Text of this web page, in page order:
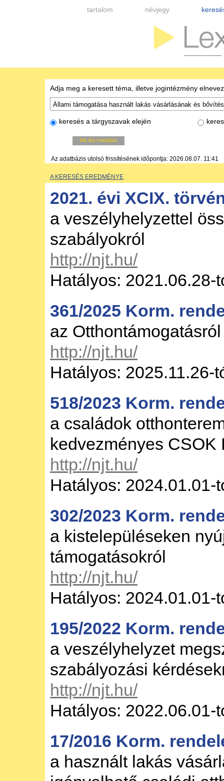
tartalom névjegy
Adja meg a keresett téma, illetve jogintézmény
keresés a tárgyszavak elején
Ma lép hatályba
Az adatbázis utolsó frissítésének időpontja: 2026.08.07. 11:41
A KERESÉS EREDMÉNYE
2021. évi XCIX.
a veszélyhelyzettel
szabályokról
http://njt.hu/
Hatályos: 2021.06.28-
361/2025 Korm.
az Otthontámogatásról
http://njt.hu/
Hatályos: 2025.11.26-
518/2023 Korm.
a családok
kedvezményes
http://njt.hu/
Hatályos: 2024.01.01-
302/2023 Korm.
a kistelepüléseken
támogatásokról
http://njt.hu/
Hatályos: 2024.01.01-
195/2022 Korm.
a veszélyhelyzet
szabályozási
http://njt.hu/
Hatályos: 2022.06.01-
17/2016 Korm.
a használt lakás